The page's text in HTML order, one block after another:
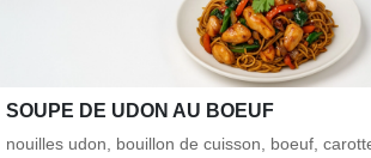
SOUPE DE UDON AU BOEUF
nouilles udon, bouillon de cuisson, boeuf,